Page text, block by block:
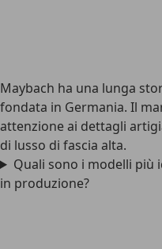
Maybach ha una lunga
fondata in Germania. Il
attenzione ai dettagli
di lusso di fascia alta.
Quali sono i modelli più
in produzione?